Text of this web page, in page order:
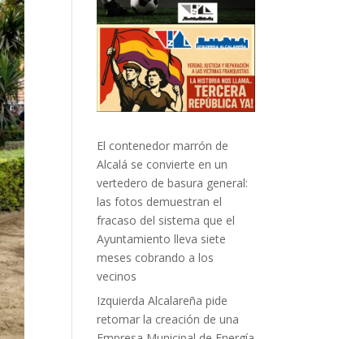
El contenedor marrón de
Alcalá se convierte en un
vertedero de basura general:
las fotos demuestran el
fracaso del sistema que el
Ayuntamiento lleva siete
meses cobrando a los
vecinos
Izquierda Alcalareña pide
retomar la creación de una